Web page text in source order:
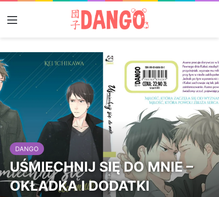
DANGO
UŚMIECHNIJ SIĘ DO MNIE –
OKŁADKA I DODATKI